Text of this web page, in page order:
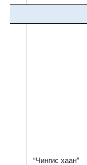
“Чингис хаан”